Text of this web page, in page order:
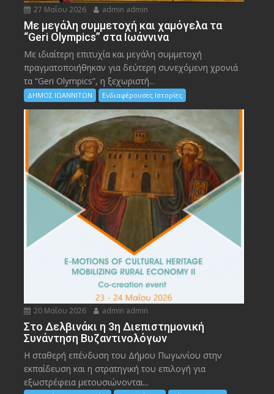
27 Μαΐου 2026 admin admin
Με μεγάλη συμμετοχή και χαμόγελα τα
“Geri Olympics” στα Ιωάννινα
Με ιδιαίτερη επιτυχία και μεγάλη συμμετοχή
πραγματοποιήθηκαν για δεύτερη συνεχόμενη χρονιά
τα “Geri Olympics”, η ξεχωριστή...
ΔΗΜΟΣ ΙΩΑΝΝΙΤΩΝ Ενδιαφέρουσες Ιστορίες
20 Μαΐου 2026 admin admin
Στο Δελβινάκι η 3η Διεπιστημονική
Συνάντηση Βυζαντινολόγων
Η σταθερή επένδυση του Δήμου Πωγωνίου στην
εκπαίδευση και η στρατηγική του επιλογή για
εξωστρέφεια μετουσιώνονται...